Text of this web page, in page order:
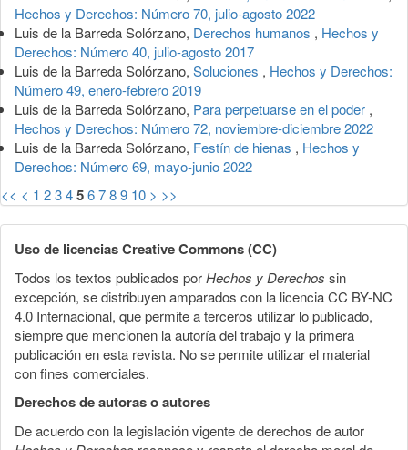
Hechos y Derechos: Número 70, julio-agosto 2022
Luis de la Barreda Solórzano, Derechos humanos , Hechos y
Derechos: Número 40, julio-agosto 2017
Luis de la Barreda Solórzano, Soluciones , Hechos y Derechos:
Número 49, enero-febrero 2019
Luis de la Barreda Solórzano, Para perpetuarse en el poder ,
Hechos y Derechos: Número 72, noviembre-diciembre 2022
Luis de la Barreda Solórzano, Festín de hienas , Hechos y
Derechos: Número 69, mayo-junio 2022
<< < 1 23456789 10 > >>
Uso de licencias Creative Commons (CC)
Todos los textos publicados porHechos y Derechos sin
excepción, se distribuyen amparados con la licencia CC BY-NC
4.0 Internacional, que permite a terceros utilizar lo publicado,
siempre que mencionen la autoría del trabajo y la primera
publicación en esta revista. No se permite utilizar el material
con fines comerciales.
Derechos de autoras o autores
De acuerdo con la legislación vigente de derechos de autor